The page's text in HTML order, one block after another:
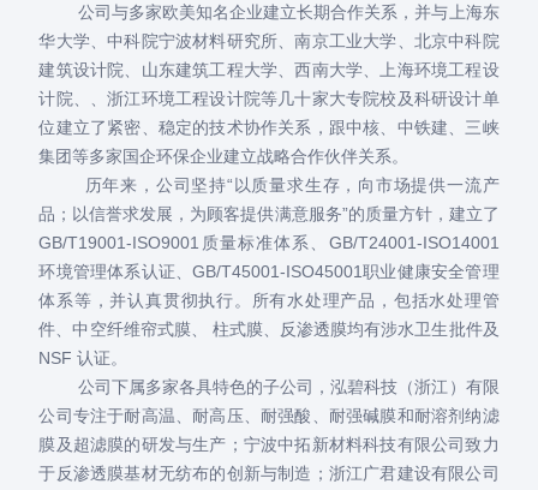
公司与多家欧美知名企业建立长期合作关系，并与上海东
华大学、中科院宁波材料研究所、南京工业大学、北京中科院
建筑设计院、山东建筑工程大学、西南大学、上海环境工程设
计院、、浙江环境工程设计院等几十家大专院校及科研设计单
位建立了紧密、稳定的技术协作关系，跟中核、中铁建、三峡
集团等多家国企环保企业建立战略合作伙伴关系。
历年来，公司坚持“以质量求生存，向市场提供一流产
品；以信誉求发展，为顾客提供满意服务”的质量方针，建立了
GB/T19001-ISO9001质量标准体系、GB/T24001-ISO14001
环境管理体系认证、GB/T45001-ISO45001职业健康安全管理
体系等，并认真贯彻执行。所有水处理产品，包括水处理管
件、中空纤维帘式膜、 柱式膜、反渗透膜均有涉水卫生批件及
NSF 认证。
公司下属多家各具特色的子公司，泓碧科技（浙江）有限
公司专注于耐高温、耐高压、耐强酸、耐强碱膜和耐溶剂纳滤
膜及超滤膜的研发与生产；宁波中拓新材料科技有限公司致力
于反渗透膜基材无纺布的创新与制造；浙江广君建设有限公司